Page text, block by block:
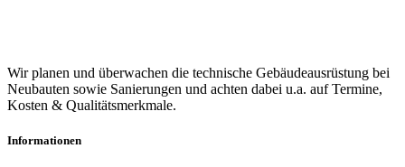
Wir planen und überwachen die technische Gebäudeausrüstung bei
Neubauten sowie Sanierungen und achten dabei u.a. auf Termine,
Kosten & Qualitätsmerkmale.
Informationen